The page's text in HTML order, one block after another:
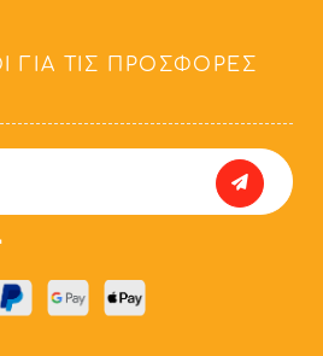
ΓΙΑ ΤΙΣ ΠΡΟΣΦΟΡΈΣ